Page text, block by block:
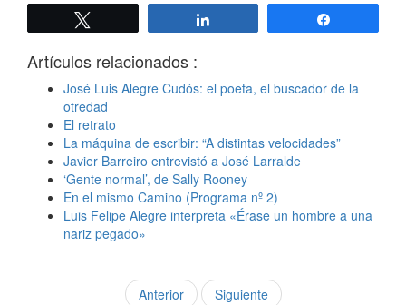
Artículos relacionados :
José Luis Alegre Cudós: el poeta, el buscador de la
otredad
El retrato
La máquina de escribir: “A distintas velocidades”
Javier Barreiro entrevistó a José Larralde
‘Gente normal’, de Sally Rooney
En el mismo Camino (Programa nº 2)
Luis Felipe Alegre interpreta «Érase un hombre a una
nariz pegado»
Anterior Siguiente